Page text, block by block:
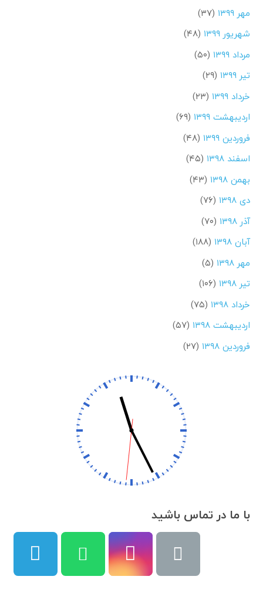
مهر ۱۳۹۹
(۳۷)
شهریور ۱۳۹۹
(۴۸)
مرداد ۱۳۹۹
(۵۰)
تیر ۱۳۹۹
(۲۹)
خرداد ۱۳۹۹
(۲۳)
اردیبهشت ۱۳۹۹
(۶۹)
فروردین ۱۳۹۹
(۴۸)
اسفند ۱۳۹۸
(۴۵)
بهمن ۱۳۹۸
(۴۳)
دی ۱۳۹۸
(۷۶)
آذر ۱۳۹۸
(۷۰)
آبان ۱۳۹۸
(۱۸۸)
مهر ۱۳۹۸
(۵)
تیر ۱۳۹۸
(۱۰۶)
خرداد ۱۳۹۸
(۷۵)
اردیبهشت ۱۳۹۸
(۵۷)
فروردین ۱۳۹۸
(۲۷)
با ما در تماس باشید